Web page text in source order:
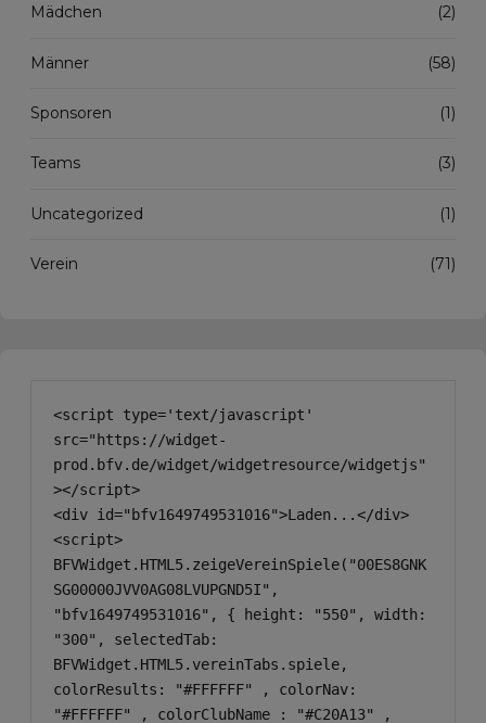
Mädchen (2)
Männer (58)
Sponsoren (1)
Teams (3)
Uncategorized (1)
Verein (71)
<script type='text/javascript'
src="https://widget-
prod.bfv.de/widget/widgetresource/widgetjs"
></script>
<div id="bfv1649749531016">Laden...</div>
<script>
BFVWidget.HTML5.zeigeVereinSpiele("00ES8GNK
SG00000JVV0AG08LVUPGND5I",
"bfv1649749531016", { height: "550", width:
"300", selectedTab:
BFVWidget.HTML5.vereinTabs.spiele,
colorResults: "#FFFFFF" , colorNav:
"#FFFFFF" , colorClubName : "#C20A13" ,